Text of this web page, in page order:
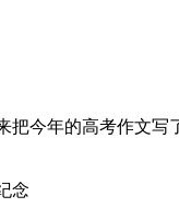
把今年的高考作文
念